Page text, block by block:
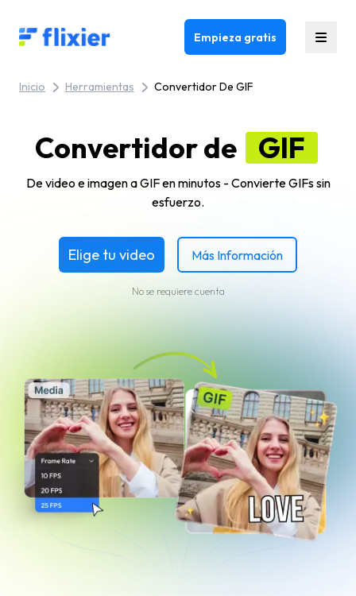
Flixier logo - Home Empieza gratis
Inicio Herramientas Convertidor De GIF
Convertidor de GIF
De video e imagen a GIF en minutos - Convierte GIFs sin
esfuerzo.
Elige tu video Más Información
No se requiere cuenta